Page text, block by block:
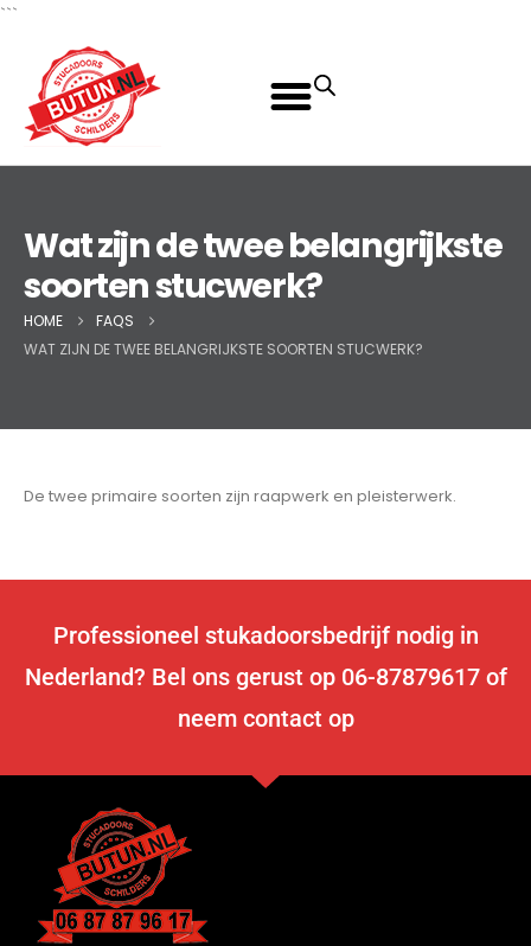
```
Wat zijn de twee belangrijkste
soorten stucwerk?
HOME
FAQS
WAT ZIJN DE TWEE BELANGRIJKSTE SOORTEN STUCWERK?
De twee primaire soorten zijn raapwerk en pleisterwerk.
Professioneel stukadoorsbedrijf nodig in
Nederland? Bel ons gerust op 06-87879617 of
neem contact op